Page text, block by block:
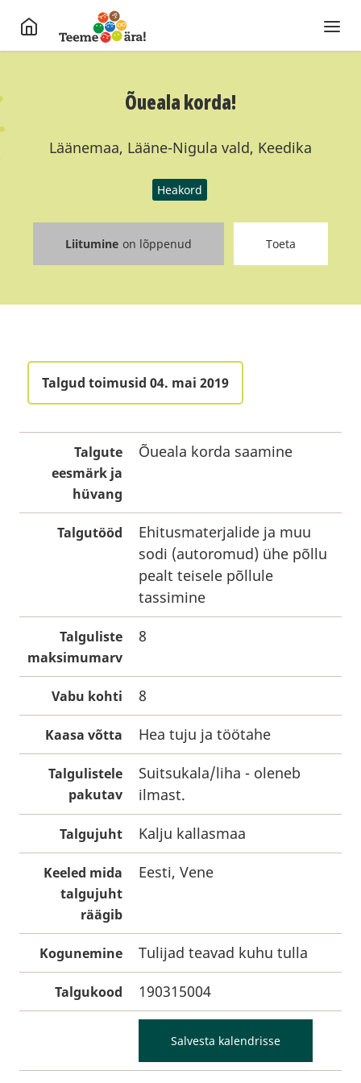
Õueala korda!
Läänemaa, Lääne-Nigula vald, Keedika
Heakord
Liitumine on lõppenud Toeta
Talgud toimusid 04. mai 2019
Talgute
eesmärk ja
hüvang
Õueala korda saamine
Talgutööd
Ehitusmaterjalide ja muu
sodi (autoromud) ühe põllu
pealt teisele põllule
tassimine
Talguliste
maksimumarv
8
Vabu kohti 8
Kaasa võtta Hea tuju ja töötahe
Talgulistele
pakutav
Suitsukala/liha - oleneb
ilmast.
Talgujuht Kalju kallasmaa
Keeled mida
talgujuht
räägib
Eesti, Vene
Kogunemine Tulijad teavad kuhu tulla
Talgukood 190315004
Salvesta kalendrisse